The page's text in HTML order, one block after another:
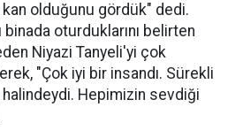
kan olduğunu gördük" dedi.
binada oturduklarını belirten
Niyazi Tanyeli'yi çok
"Çok iyi bir insandı. Sürekli
Hepimizin sevdiği